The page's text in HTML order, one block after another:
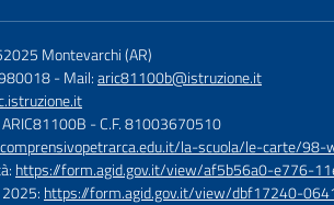
Montevarchi (AR)
- Mail:aric81100b@istruzione.it
- C.F. 81003670510
la-scuola/le-carte/98-
https://form.agid.gov.it/view/af5b56a0-e776-
https://form.agid.gov.it/view/dbf17240-